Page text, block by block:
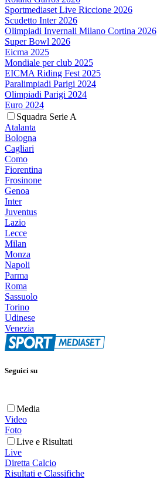
Sportmediaset Live Riccione 2026
Scudetto Inter 2026
Olimpiadi Invernali Milano Cortina 2026
Super Bowl 2026
Eicma 2025
Mondiale per club 2025
EICMA Riding Fest 2025
Paralimpiadi Parigi 2024
Olimpiadi Parigi 2024
Euro 2024
Squadra Serie A
Atalanta
Bologna
Cagliari
Como
Fiorentina
Frosinone
Genoa
Inter
Juventus
Lazio
Lecce
Milan
Monza
Napoli
Parma
Roma
Sassuolo
Torino
Udinese
Venezia
Seguici su
Media
Video
Foto
Live e Risultati
Live
Diretta Calcio
Risultati e Classifiche